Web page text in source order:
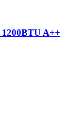
A++